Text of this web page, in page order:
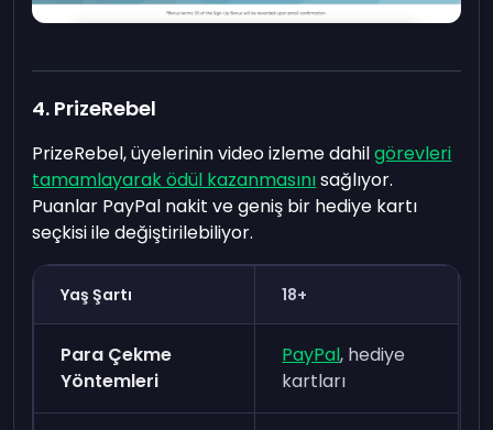
4. PrizeRebel
PrizeRebel, üyelerinin video izleme dahilgörevleri
tamamlayarak ödül kazanmasınısağlıyor.
Puanlar PayPal nakit ve geniş bir hediye kartı
seçkisi ile değiştirilebiliyor.
Yaş Şartı 18+
Para Çekme
Yöntemleri
PayPal, hediye
kartları